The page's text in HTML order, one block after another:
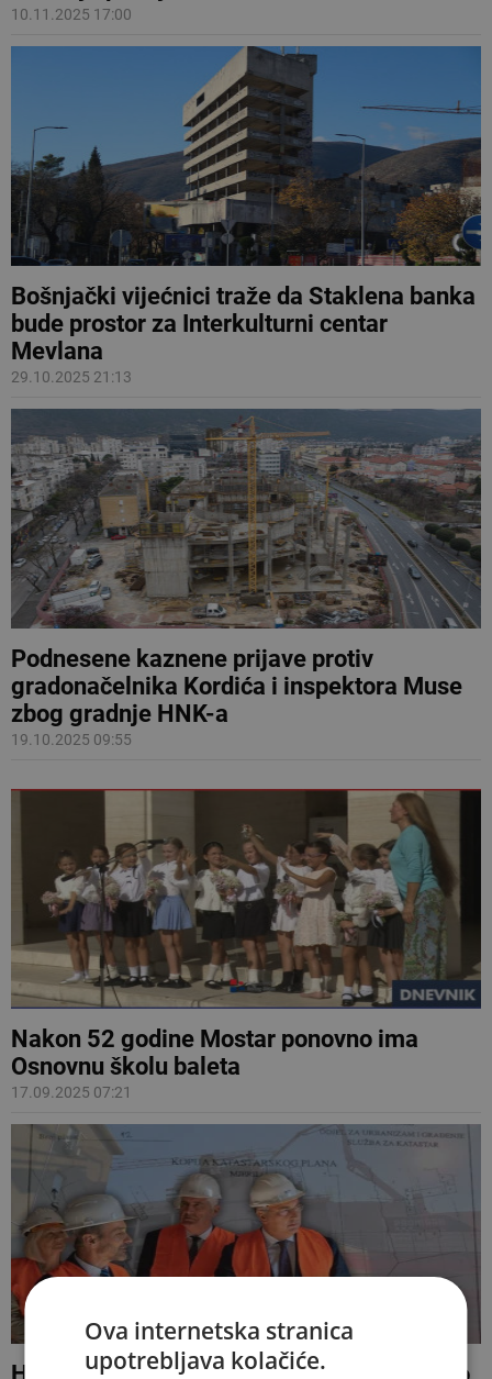
10.11.2025 17:00
Bošnjački vijećnici traže da Staklena banka
bude prostor za Interkulturni centar
Mevlana
29.10.2025 21:13
Podnesene kaznene prijave protiv
gradonačelnika Kordića i inspektora Muse
zbog gradnje HNK-a
19.10.2025 09:55
Nakon 52 godine Mostar ponovno ima
Osnovnu školu baleta
17.09.2025 07:21
Ova internetska stranica
upotrebljava kolačiće.